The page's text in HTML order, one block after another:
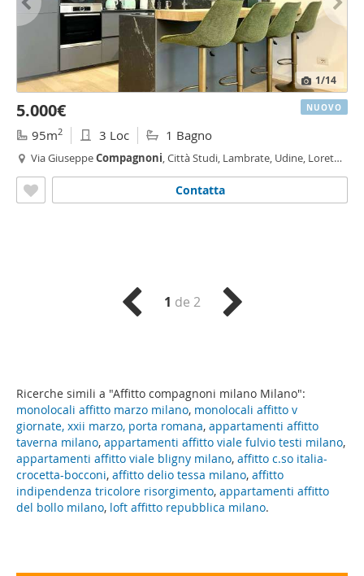
Ricerche simili a "Affitto compagnoni milano Milano":
monolocali affitto marzo milano, monolocali affitto v
giornate, xxii marzo, porta romana, appartamenti affitto
taverna milano, appartamenti affitto viale fulvio testi milano,
appartamenti affitto viale bligny milano, affitto c.so italia-
crocetta-bocconi, affitto delio tessa milano, affitto
indipendenza tricolore risorgimento, appartamenti affitto
del bollo milano, loft affitto repubblica milano.
1/14
5.000€
95m2 3 Loc 1 Bagno
Via GiuseppeCompagnoni, Città Studi, Lambrate, Udine, Loreto,
Contatta
NUOVO
1 de 2